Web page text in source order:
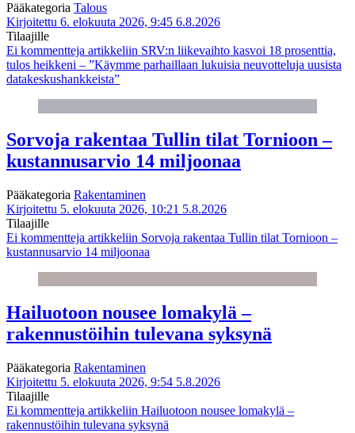
Pääkategoria Talous
Kirjoitettu 6. elokuuta 2026, 9:45 6.8.2026
Tilaajille
Ei kommentteja artikkeliin SRV:n liikevaihto kasvoi 18 prosenttia,
tulos heikkeni – ”Käymme parhaillaan lukuisia neuvotteluja uusista
datakeskushankkeista”
Sorvoja rakentaa Tullin tilat Tornioon –
kustannusarvio 14 miljoonaa
Pääkategoria Rakentaminen
Kirjoitettu 5. elokuuta 2026, 10:21 5.8.2026
Tilaajille
Ei kommentteja artikkeliin Sorvoja rakentaa Tullin tilat Tornioon –
kustannusarvio 14 miljoonaa
Hailuotoon nousee lomakylä –
rakennustöihin tulevana syksynä
Pääkategoria Rakentaminen
Kirjoitettu 5. elokuuta 2026, 9:54 5.8.2026
Tilaajille
Ei kommentteja artikkeliin Hailuotoon nousee lomakylä –
rakennustöihin tulevana syksynä